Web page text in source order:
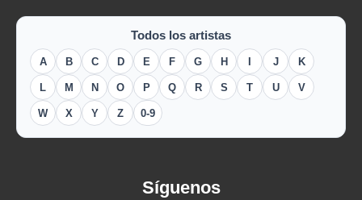
Todos los artistas
A B C D E F G H I J K
L M N O P Q R S T U V
W X Y Z 0-9
Síguenos